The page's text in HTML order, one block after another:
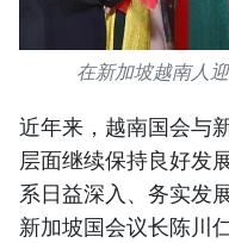
在新加坡越南人
近年来，越南国会与
层面继续保持良好发
系日益深入、务实发
新加坡国会议长陈川